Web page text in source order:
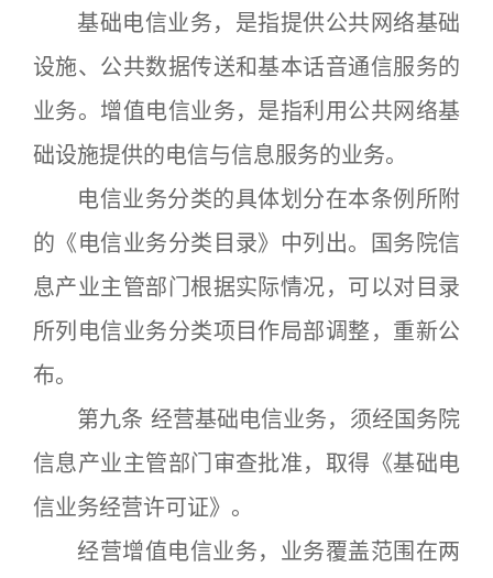
基础电信业务，是指提供公共网络基础
设施、公共数据传送和基本话音通信服务的
业务。增值电信业务，是指利用公共网络基
础设施提供的电信与信息服务的业务。
电信业务分类的具体划分在本条例所附
的《电信业务分类目录》中列出。国务院信
息产业主管部门根据实际情况，可以对目录
所列电信业务分类项目作局部调整，重新公
布。
第九条 经营基础电信业务，须经国务院
信息产业主管部门审查批准，取得《基础电
信业务经营许可证》。
经营增值电信业务，业务覆盖范围在两